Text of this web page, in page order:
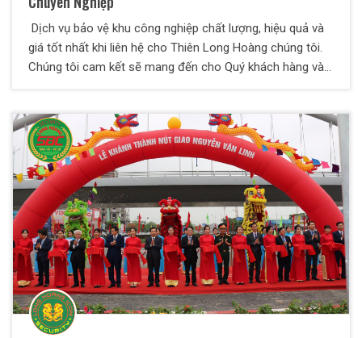
Dịch vụ bảo vệ khu công nghiệp chất lượng, hiệu quả và
giá tốt nhất khi liên hệ cho Thiên Long Hoàng chúng tôi.
Chúng tôi cam kết sẽ mang đến cho Quý khách hàng và